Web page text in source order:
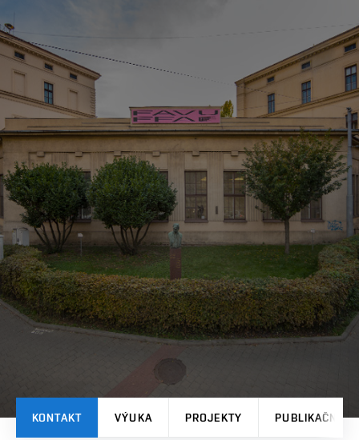
KONTAKT VÝUKA PROJEKTY PUBLIKAČNÍ